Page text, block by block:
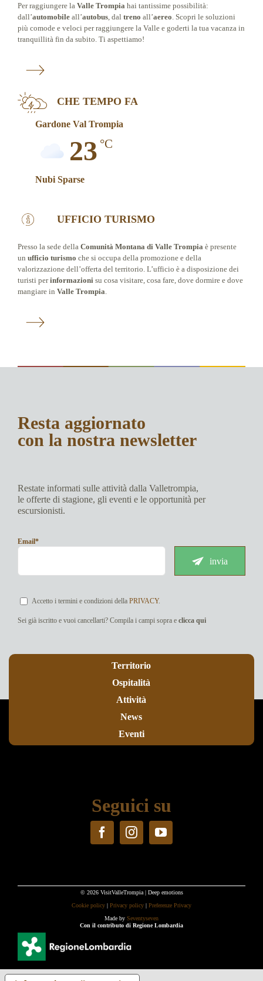
Per raggiungere la Valle Trompia hai tantissime possibilità:
dall’automobileall’autobus, dal treno all’aereo . Scopri le soluzioni
più comode e veloci per raggiungere la Valle e goderti la tua vacanza in
tranquillità fin da subito. Ti aspettiamo!
CHE TEMPO FA
Gardone Val Trompia
23 °C
Nubi Sparse
UFFICIO TURISMO
Presso la sede della Comunità Montana di Valle Trompia è presente
un ufficio turismo che si occupa della promozione e della
valorizzazione dell’offerta del territorio. L’ufficio è a disposizione dei
turisti perinformazioni su cosa visitare, cosa fare, dove dormire e dove
mangiare in Valle Trompia
Resta aggiornato
con la nostra newsletter
Restate informati sulle attività dalla Valletrompia,
le offerte di stagione, gli eventi e le opportunità per
escursionisti.
Email*
invia
Accetto i termini e condizioni della PRIVACY.
Sei già iscritto e vuoi cancellarti? Compila i campi sopra e clicca qui
Territorio
Ospitalità
Attività
News
Eventi
Seguici su
© 2026 VisitValleTrompia | Deep emotions
Cookie policy | Privacy policy | Preferenze Privacy
Made by Seventyseven
Con il contributo di Regione Lombardia